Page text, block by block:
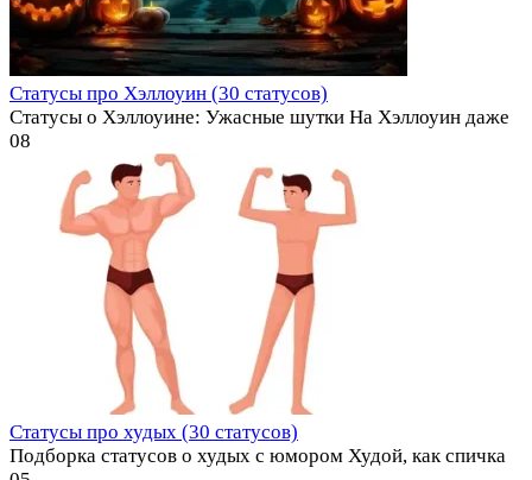
Статусы про Хэллоуин (30 статусов)
Статусы о Хэллоуине: Ужасные шутки На Хэллоуин даже
08
Статусы про худых (30 статусов)
Подборка статусов о худых с юмором Худой, как спичка